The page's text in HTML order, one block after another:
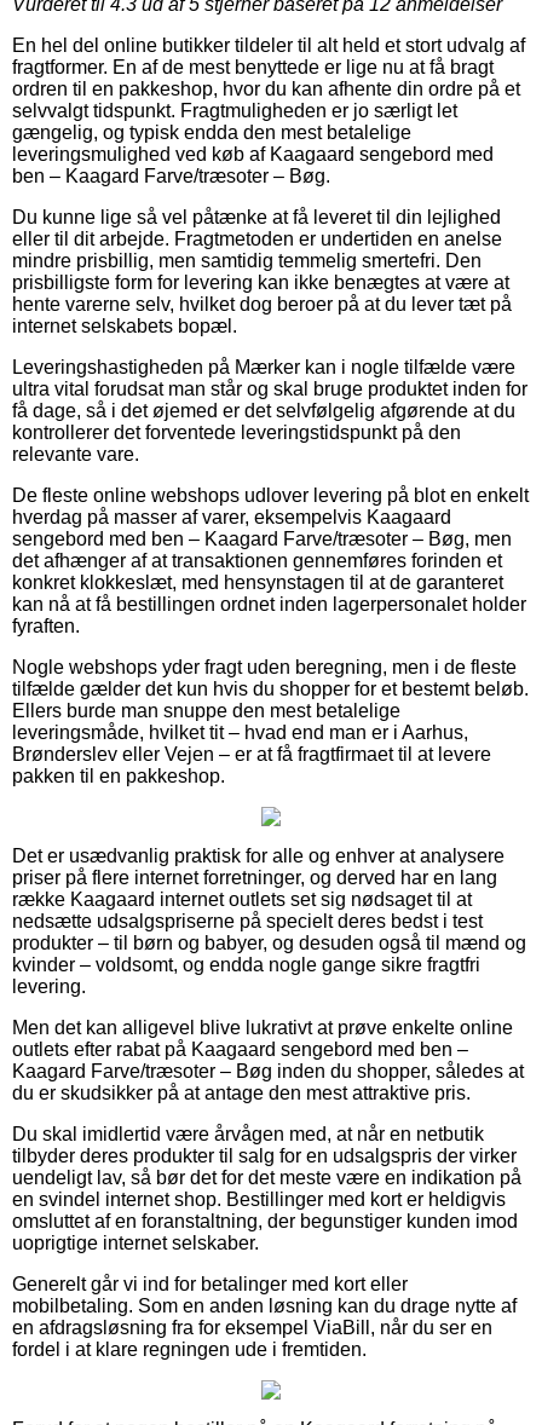
En hel del online butikker tildeler til alt held et stort udvalg af
fragtformer. En af de mest benyttede er lige nu at få bragt
ordren til en pakkeshop, hvor du kan afhente din ordre på et
selvvalgt tidspunkt. Fragtmuligheden er jo særligt let
gængelig, og typisk endda den mest betalelige
leveringsmulighed ved køb af Kaagaard sengebord med
ben – Kaagard Farve/træsoter – Bøg.
Du kunne lige så vel påtænke at få leveret til din lejlighed
eller til dit arbejde. Fragtmetoden er undertiden en anelse
mindre prisbillig, men samtidig temmelig smertefri. Den
prisbilligste form for levering kan ikke benægtes at være at
hente varerne selv, hvilket dog beroer på at du lever tæt på
internet selskabets bopæl.
Leveringshastigheden på Mærker kan i nogle tilfælde være
ultra vital forudsat man står og skal bruge produktet inden for
få dage, så i det øjemed er det selvfølgelig afgørende at du
kontrollerer det forventede leveringstidspunkt på den
relevante vare.
De fleste online webshops udlover levering på blot en enkelt
hverdag på masser af varer, eksempelvis Kaagaard
sengebord med ben – Kaagard Farve/træsoter – Bøg, men
det afhænger af at transaktionen gennemføres forinden et
konkret klokkeslæt, med hensynstagen til at de garanteret
kan nå at få bestillingen ordnet inden lagerpersonalet holder
fyraften.
Nogle webshops yder fragt uden beregning, men i de fleste
tilfælde gælder det kun hvis du shopper for et bestemt beløb.
Ellers burde man snuppe den mest betalelige
leveringsmåde, hvilket tit – hvad end man er i Aarhus,
Brønderslev eller Vejen – er at få fragtfirmaet til at levere
pakken til en pakkeshop.
Det er usædvanlig praktisk for alle og enhver at analysere
priser på flere internet forretninger, og derved har en lang
række Kaagaard internet outlets set sig nødsaget til at
nedsætte udsalgspriserne på specielt deres bedst i test
produkter – til børn og babyer, og desuden også til mænd og
kvinder – voldsomt, og endda nogle gange sikre fragtfri
levering.
Men det kan alligevel blive lukrativt at prøve enkelte online
outlets efter rabat på Kaagaard sengebord med ben –
Kaagard Farve/træsoter – Bøg inden du shopper, således at
du er skudsikker på at antage den mest attraktive pris.
Du skal imidlertid være årvågen med, at når en netbutik
tilbyder deres produkter til salg for en udsalgspris der virker
uendeligt lav, så bør det for det meste være en indikation på
en svindel internet shop. Bestillinger med kort er heldigvis
omsluttet af en foranstaltning, der begunstiger kunden imod
uoprigtige internet selskaber.
Generelt går vi ind for betalinger med kort eller
mobilbetaling. Som en anden løsning kan du drage nytte af
en afdragsløsning fra for eksempel ViaBill, når du ser en
fordel i at klare regningen ude i fremtiden.